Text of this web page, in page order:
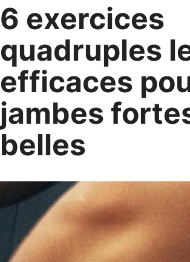
6 exercices
quadruples
efficaces
jambes
belles